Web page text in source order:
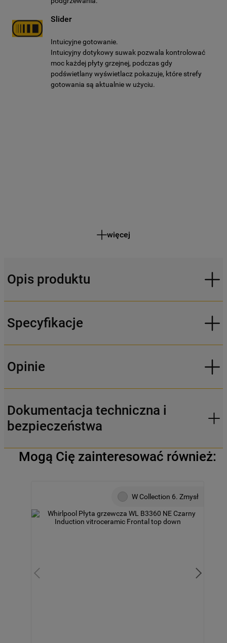
Slider
Intuicyjne gotowanie.
Intuicyjny dotykowy suwak pozwala kontrolować
moc każdej płyty grzejnej, podczas gdy
podświetlany wyświetlacz pokazuje, które strefy
gotowania są aktualnie w użyciu.
więcej
Opis produktu
Specyfikacje
Opinie
Dokumentacja techniczna i
bezpieczeństwa
Mogą Cię zainteresować również:
W Collection 6. Zmysł